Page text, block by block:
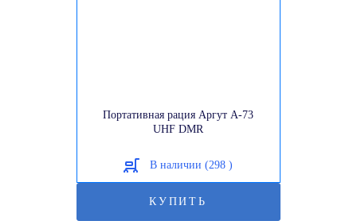
Портативная рация Аргут А-73
UHF DMR
В наличии (298 )
КУПИТЬ